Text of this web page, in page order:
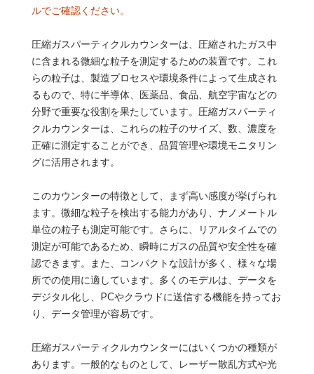
ルでご確認ください。
圧縮ガスパーティクルカウンターは、圧縮されたガス中
に含まれる微細な粒子を測定するための装置です。これ
らの粒子は、製造プロセスや環境条件によって生成され
るもので、特に半導体、医薬品、食品、航空宇宙などの
分野で重要な役割を果たしています。圧縮ガスパーティ
クルカウンターは、これらの粒子のサイズ、数、濃度を
正確に測定することができ、品質管理や環境モニタリン
グに活用されます。
このカウンターの特徴として、まず高い感度が挙げられ
ます。微細な粒子を検出する能力があり、ナノメートル
単位の粒子も測定可能です。さらに、リアルタイムでの
測定が可能であるため、瞬時にガスの品質や安全性を確
認できます。また、コンパクトな設計が多く、様々な場
所での使用に適しています。多くのモデルは、データを
デジタル化し、PCやクラウドに送信する機能を持ってお
り、データ管理が容易です。
圧縮ガスパーティクルカウンターにはいくつかの種類が
あります。一般的なものとして、レーザー散乱方式や光